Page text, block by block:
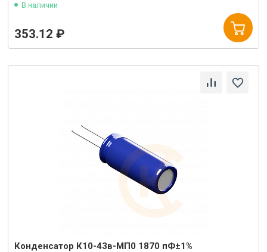
В наличии
353.12 ₽
Конденсатор К10-43в-МП0 1870 пФ±1%